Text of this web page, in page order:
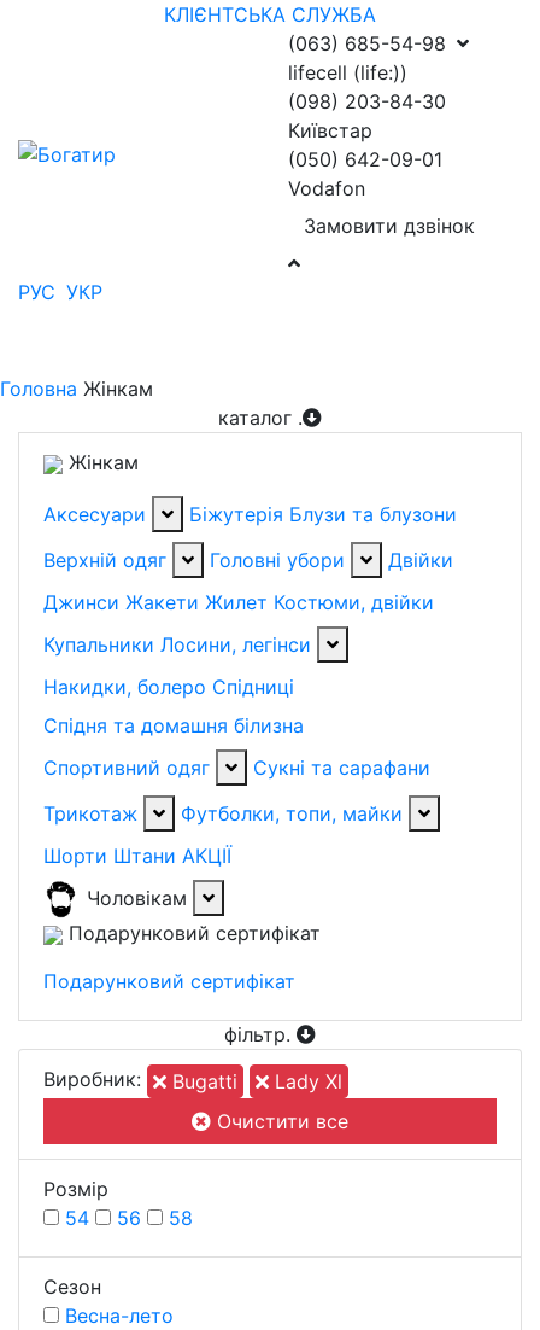
КЛІЄНТСЬКА СЛУЖБА
(063) 685-54-98
lifecell (life:))
(098) 203-84-30
Київстар
(050) 642-09-01
Vodafon
Замовити дзвінок
РУС УКР
Головна Жінкам
каталог .
Жінкам
Аксесуари Біжутерія Блузи та блузони
Верхній одяг
Головні убори
Двійки
Джинси Жакети Жилет Костюми, двійки
Купальники Лосини, легінси
Накидки, болеро Спідниці
Спідня та домашня білизна
Спортивний одяг
Сукні та сарафани
Трикотаж
Футболки, топи, майки
Шорти Штани АКЦІЇ
Чоловікам
Подарунковий сертифікат
Подарунковий сертифікат
фільтр.
Виробник:
Bugatti
Lady Xl
Очистити все
Розмiр
54
56 58
Сезон
Весна-лето